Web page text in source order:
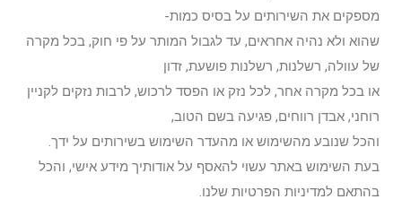
מספקים את השירותים על בסיס כמות-
שהוא ולא נהיה אחראים, עד לגבול המותר על פי חוק, בכל מקרה
של עוולה, רשלנות, רשלנות פושעת, זדון
או בכל מקרה אחר, לכל נזק או הפסד לרכוש, לרבות נזקים לקניין
רוחני, אבדן רווחים, פגיעה בשם הטוב,
והכל שנובע מהשימוש או מהעדר השימוש בשירותים על ידך.
בעת השימוש באתר עשוי להאסף על אודותיך מידע אישי, והכל
בהתאם למדיניות הפרטיות שלנו.